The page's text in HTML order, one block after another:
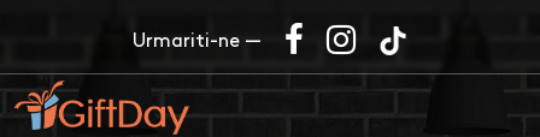
Urmariti-ne —